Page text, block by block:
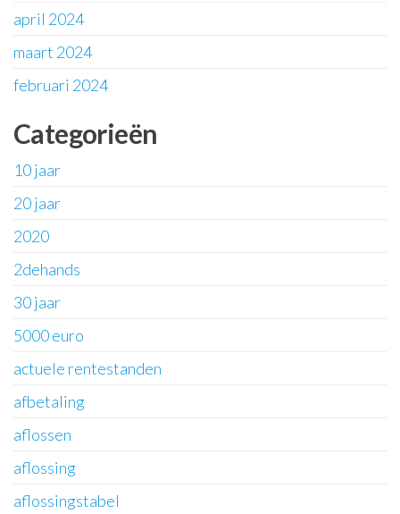
april 2024
maart 2024
februari 2024
Categorieën
10 jaar
20 jaar
2020
2dehands
30 jaar
5000 euro
actuele rentestanden
afbetaling
aflossen
aflossing
aflossingstabel